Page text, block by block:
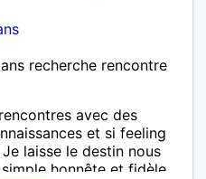
recherche rencontre
avec des
et si feeling
laisse le destin nous
honnête et fidèle.